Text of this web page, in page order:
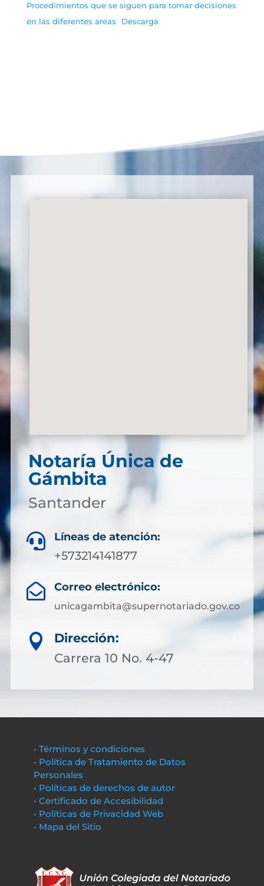
Procedimientos que se siguen para tomar decisiones
en las diferentes areas
Descarga
Notaría Única de
Gámbita
Santander
 Líneas de atención:
+573214141877
 Correo electrónico:
unicagambita@supernotariado.gov.co

Dirección:
Carrera 10 No. 4-47
• Términos y condiciones
• Política de Tratamiento de Datos
Personales
• Políticas de derechos de autor
• Certificado de Accesibilidad
• Políticas de Privacidad Web
• Mapa del Sitio